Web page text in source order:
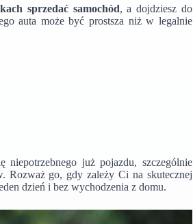
sprzedać samochód, a dojdziesz do
auta może być prostsza niż w legalnie
już pojazdu, szczególnie
Rozważ go, gdy zależy Ci na skutecznej
dzień i bez wychodzenia z domu.